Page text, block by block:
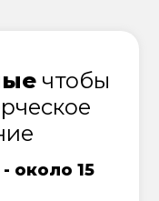
чтобы
около 15